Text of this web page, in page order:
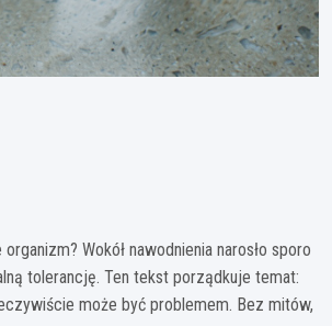
Wokół nawodnienia narosło sporo
tolerancję. Ten tekst porządkuje temat:
może być problemem. Bez mitów,